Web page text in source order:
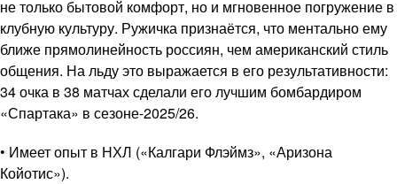
не только бытовой комфорт, но и мгновенное погружение в
клубную культуру. Ружичка признаётся, что ментально ему
ближе прямолинейность россиян, чем американский стиль
общения. На льду это выражается в его результативности:
34 очка в 38 матчах сделали его лучшим бомбардиром
«Спартака» в сезоне-2025/26.
• Имеет опыт в НХЛ («Калгари Флэймз», «Аризона
Койотис»).